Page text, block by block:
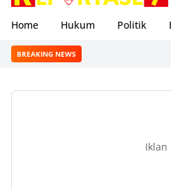
Home Hukum Politik
BREAKING NEWS
Iklan